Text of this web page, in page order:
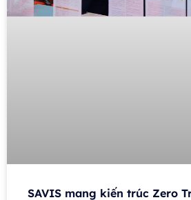
SAVIS mang kiến trúc Zero